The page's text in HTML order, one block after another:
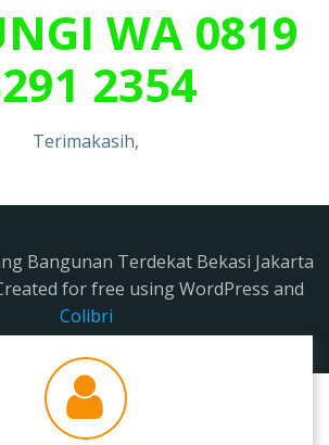
WA 0819
2354
Terimakasih,
Bangunan Terdekat Bekasi Jakarta
for free using WordPress and
Colibri